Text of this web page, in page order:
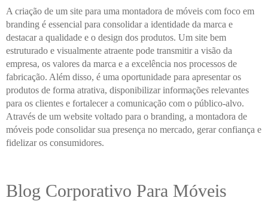
A criação de um site para uma montadora de móveis com foco em
branding é essencial para consolidar a identidade da marca e
destacar a qualidade e o design dos produtos. Um site bem
estruturado e visualmente atraente pode transmitir a visão da
empresa, os valores da marca e a excelência nos processos de
fabricação. Além disso, é uma oportunidade para apresentar os
produtos de forma atrativa, disponibilizar informações relevantes
para os clientes e fortalecer a comunicação com o público-alvo.
Através de um website voltado para o branding, a montadora de
móveis pode consolidar sua presença no mercado, gerar confiança e
fidelizar os consumidores.
Blog Corporativo Para Móveis